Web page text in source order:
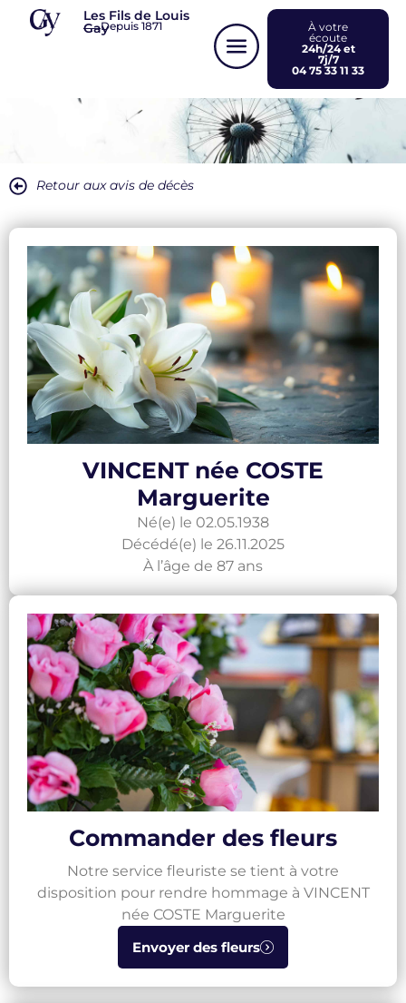
Panneau de gestion des cookies
Les Fils de Louis
GayDepuis 1871
À votre
écoute
24h/24 et
7j/7
04 75 33 11 33
Retour aux avis de décès
VINCENT née COSTE
Marguerite
Né(e) le 02.05.1938
Décédé(e) le 26.11.2025
À l’âge de 87 ans
Commander des fleurs
Notre service fleuriste se tient à votre
disposition pour rendre hommage à VINCENT
née COSTE Marguerite
Envoyer des fleurs